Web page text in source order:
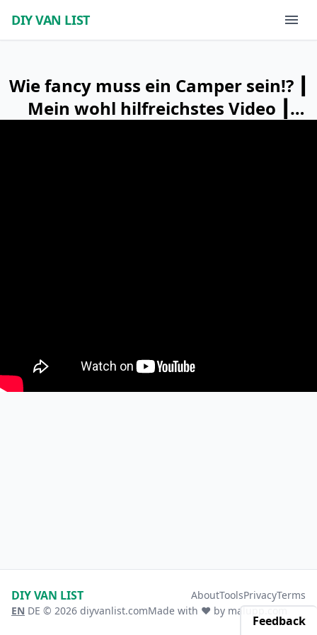
DIY VAN LIST
Feedback
Wie fancy muss ein Camper sein!? ┃
Mein wohl hilfreichstes Video ┃
DIY VAN LIST AboutToolsPrivacyTerms
EN DE © 2026 diyvanlist.comMade with ❤️ by malupp.com